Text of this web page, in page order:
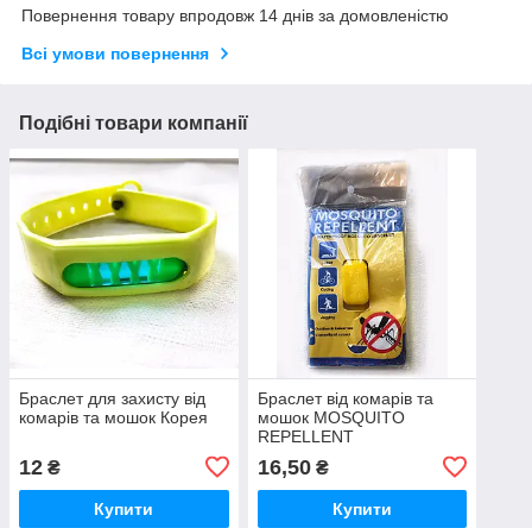
Повернення товару впродовж 14 днів за домовленістю
Всі умови повернення
Подібні товари компанії
Браслет для захисту від
комарів та мошок Корея
12 ₴
Купити
Браслет від комарів та
мошок MOSQUITO
REPELLENT
16,50₴
Купити